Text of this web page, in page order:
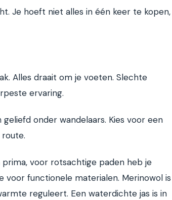
Je hoeft niet alles in één keer te kopen,
Alles draait om je voeten. Slechte
ervaring.
onder wandelaars. Kies voor een
voor rotsachtige paden heb je
voor functionele materialen. Merinowol is
reguleert. Een waterdichte jas is in